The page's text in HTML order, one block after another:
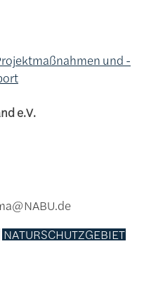
und -
e.V.
NATURSCHUTZGEBIET